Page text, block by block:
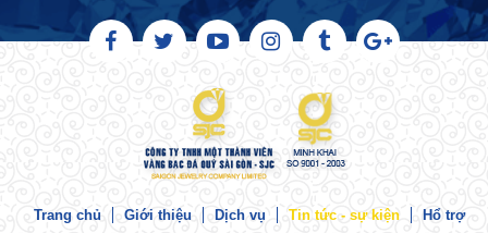
Trang chủ Giới thiệu Dịch vụ Tin tức - sự kiện
Hổ trợ